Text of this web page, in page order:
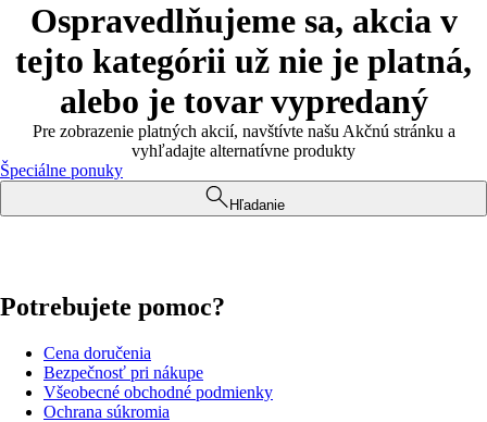
Ospravedlňujeme sa, akcia v
tejto kategórii už nie je platná,
alebo je tovar vypredaný
Pre zobrazenie platných akcií, navštívte našu Akčnú stránku a
vyhľadajte alternatívne produkty
Špeciálne ponuky
Hľadanie
Potrebujete pomoc?
Cena doručenia
Bezpečnosť pri nákupe
Všeobecné obchodné podmienky
Ochrana súkromia